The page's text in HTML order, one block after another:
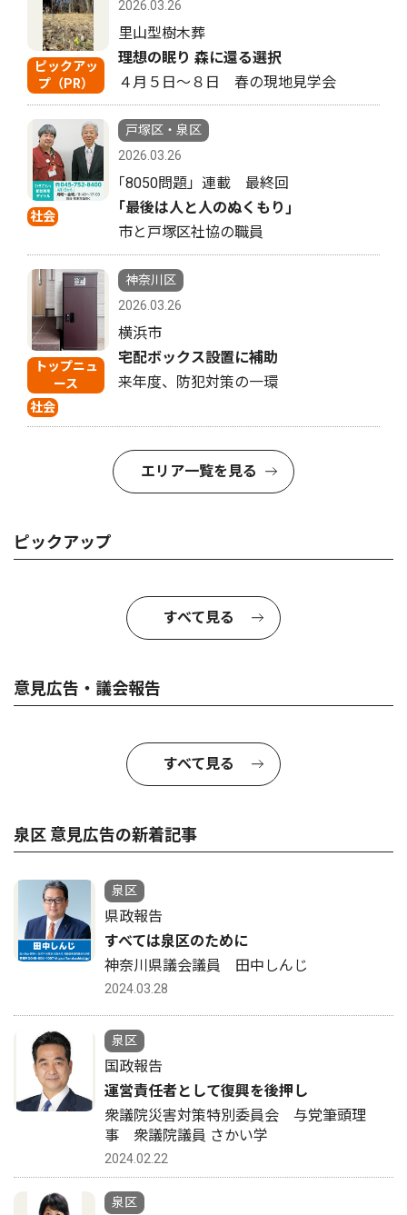
ピックアッ
プ（PR）
2026.03.26
里山型樹木葬
理想の眠り 森に還る選択
４月５日〜８日 春の現地見学会
社会
戸塚区・泉区
2026.03.26
｢8050問題」連載 最終回
｢最後は人と人のぬくもり｣
市と戸塚区社協の職員
トップニュ
ース
社会
神奈川区
2026.03.26
横浜市
宅配ボックス設置に補助
来年度、防犯対策の一環
エリア一覧を見る
ピックアップ
すべて見る
意見広告・議会報告
すべて見る
泉区 意見広告の新着記事
泉区
県政報告
すべては泉区のために
神奈川県議会議員 田中しんじ
2024.03.28
泉区
国政報告
運営責任者として復興を後押し
衆議院災害対策特別委員会 与党筆頭理
事 衆議院議員 さかい学
2024.02.22
泉区